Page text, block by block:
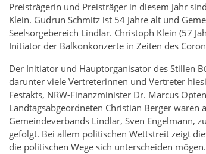
Preisträgerin und Preisträger in diesem Jahr
Klein. Gudrun Schmitz ist 54 Jahre alt und
Seelsorgebereich Lindlar. Christoph Klein (57
Initiator der Balkonkonzerte in Zeiten des
Der Initiator und Hauptorganisator des Stillen
darunter viele Vertreterinnen und Vertreter
Festakts, NRW-Finanzminister Dr. Marcus
Landtagsabgeordneten Christian Berger waren
Gemeindeverbands Lindlar, Sven Engelmann,
gefolgt. Bei allem politischen Wettstreit zeigt
die politischen Wege sich unterscheiden mögen.